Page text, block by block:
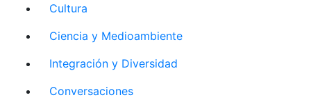
Cultura
Ciencia y Medioambiente
Integración y Diversidad
Conversaciones